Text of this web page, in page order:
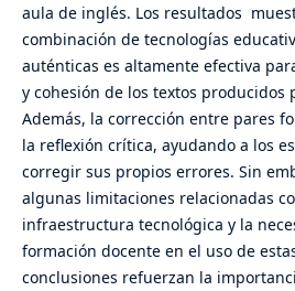
aula de inglés. Los resultados
combinación de tecnologías
auténticas es altamente efectiva
y cohesión de los textos producidos
Además, la corrección entre pares
la reflexión crítica, ayudando a los
corregir sus propios errores. Sin
algunas limitaciones relacionadas
infraestructura tecnológica y la
formación docente en el uso de
conclusiones refuerzan la